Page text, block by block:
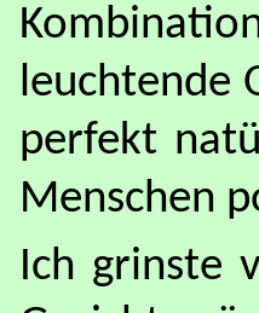
leuchtende
perfekt
Menschen
Ich grinste